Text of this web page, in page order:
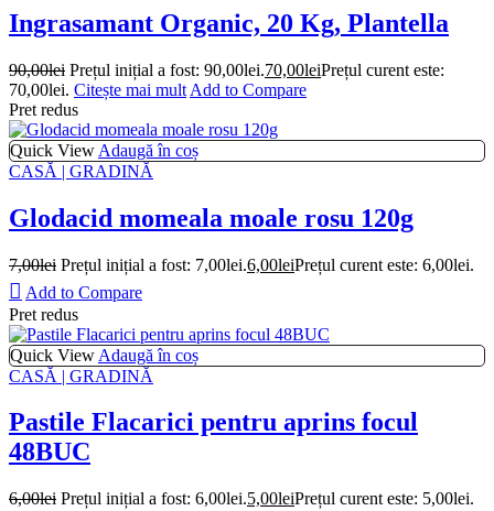
Ingrasamant Organic, 20 Kg, Plantella
90,00lei Prețul inițial a fost: 90,00lei.70,00leiPrețul curent este:
70,00lei. Citește mai mult Add to Compare
Pret redus
Quick View Adaugă în coș
CASĂ | GRADINĂ
Glodacid momeala moale rosu 120g
7,00lei Prețul inițial a fost: 7,00lei.6,00leiPrețul curent este: 6,00lei.
Add to Compare
Pret redus
Quick View Adaugă în coș
CASĂ | GRADINĂ
Pastile Flacarici pentru aprins focul
48BUC
6,00lei Prețul inițial a fost: 6,00lei.5,00leiPrețul curent este: 5,00lei.